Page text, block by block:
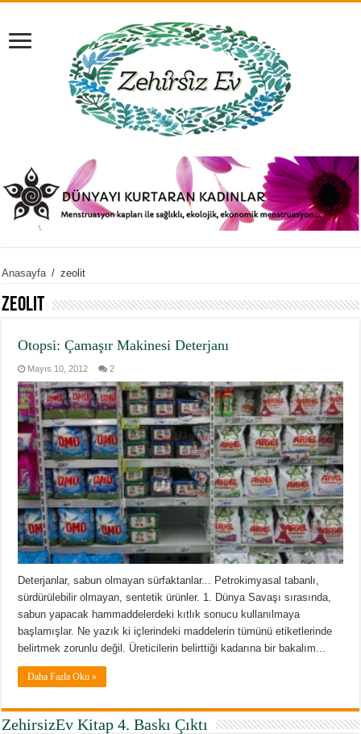
Anasayfa / zeolit
zeolit
Otopsi: Çamaşır Makinesi Deterjanı
Mayıs 10, 2012 2
Deterjanlar, sabun olmayan sürfaktanlar... Petrokimyasal tabanlı,
sürdürülebilir olmayan, sentetik ürünler. 1. Dünya Savaşı sırasında,
sabun yapacak hammaddelerdeki kıtlık sonucu kullanılmaya
başlamışlar. Ne yazık ki içlerindeki maddelerin tümünü etiketlerinde
belirtmek zorunlu değil. Üreticilerin belirttiği kadarına bir bakalım...
Daha Fazla Oku »
ZehirsizEv Kitap 4. Baskı Çıktı